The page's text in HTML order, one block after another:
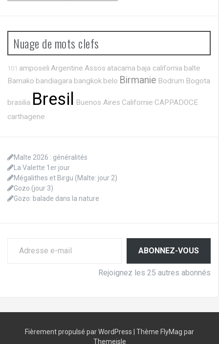
Nuage de mots clefs
101 amposeli Argentine Assos atacama baja california balte
Bamako bandiagara bangkok belo Birmanie Bodrum Bogota
brasilia Bresil Buenos Aires Californie CAPPADOCE
carthagene
Malte 2026 : généralités
La Valette 1er jour
Mégalithes et Birgu (Malte: jour 2)
Gozo (jour 3)
Gozo: balade dans la nature
ABONNEZ-VOUS
Rejoignez les 25 autres abonnés
Fièrement propulsé par WordPress Thème FlyMag par
Themeisle